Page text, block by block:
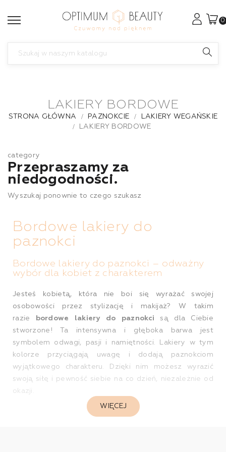
0
LAKIERY BORDOWE
STRONA GŁÓWNA PAZNOKCIE
LAKIERY WEGAŃSKIE
LAKIERY BORDOWE
category
Przepraszamy za
niedogodności.
Wyszukaj ponownie to czego szukasz
Bordowe lakiery do
paznokci
Bordowe lakiery do paznokci – odważny
wybór dla kobiet z charakterem
Jesteś kobietą, która nie boi się wyrażać swojej
osobowości przez stylizację i makijaż? W takim
razie
bordowe lakiery do paznokci są dla Ciebie
stworzone! Ta intensywna i głęboka barwa jest
symbolem odwagi, pasji i namiętności. Lakiery w tym
kolorze przyciągają uwagę i dodają paznokciom
wyjątkowego charakteru. Dzięki nim możesz wyrazić
swoją siłę i pewność siebie na co dzień, niezależnie od
okazji.
Bordowe lakiery do paznokci są doskonałym dodatkiem
WIĘCEJ